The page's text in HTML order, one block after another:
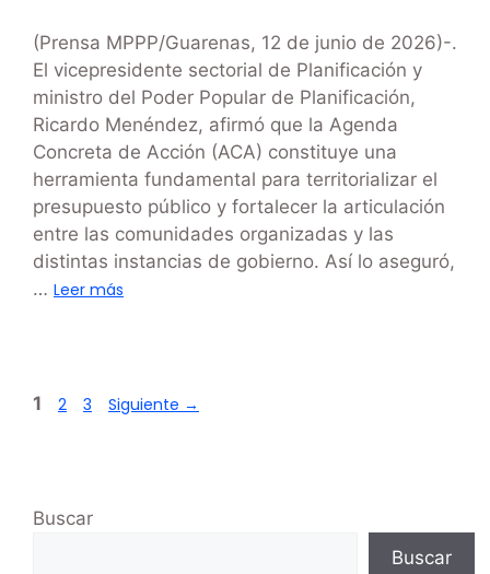
(Prensa MPPP/Guarenas, 12 de junio de 2026)-.
El vicepresidente sectorial de Planificación y
ministro del Poder Popular de Planificación,
Ricardo Menéndez, afirmó que la Agenda
Concreta de Acción (ACA) constituye una
herramienta fundamental para territorializar el
presupuesto público y fortalecer la articulación
entre las comunidades organizadas y las
distintas instancias de gobierno. Así lo aseguró,
… Leer más
1 2 3 Siguiente →
Buscar
Buscar